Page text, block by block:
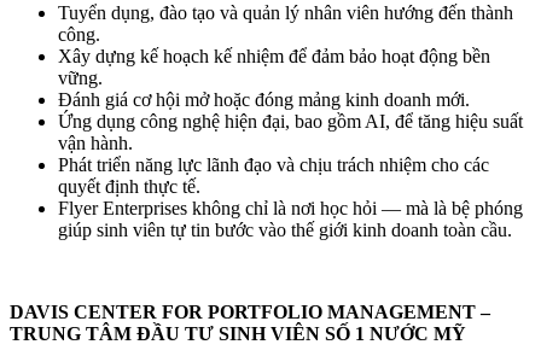
Tuyển dụng, đào tạo và quản lý nhân viên hướng đến thành
công.
Xây dựng kế hoạch kế nhiệm để đảm bảo hoạt động bền
vững.
Đánh giá cơ hội mở hoặc đóng mảng kinh doanh mới.
Ứng dụng công nghệ hiện đại, bao gồm AI, để tăng hiệu suất
vận hành.
Phát triển năng lực lãnh đạo và chịu trách nhiệm cho các
quyết định thực tế.
Flyer Enterprises không chỉ là nơi học hỏi — mà là bệ phóng
giúp sinh viên tự tin bước vào thế giới kinh doanh toàn cầu.
DAVIS CENTER FOR PORTFOLIO MANAGEMENT –
TRUNG TÂM ĐẦU TƯ SINH VIÊN SỐ 1 NƯỚC MỸ